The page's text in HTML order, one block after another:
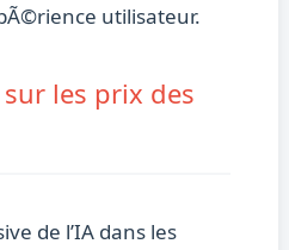
utilisateur.
sur les prix des
de l’IA dans les